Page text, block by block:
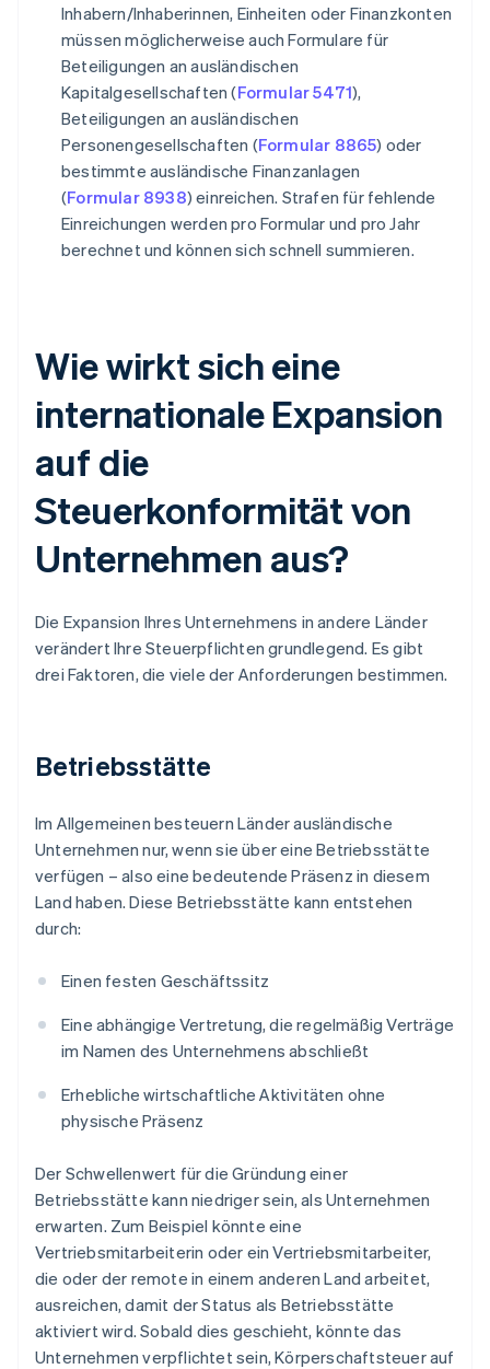
Inhabern/Inhaberinnen, Einheiten oder Finanzkonten
müssen möglicherweise auch Formulare für
Beteiligungen an ausländischen
Kapitalgesellschaften (Formular 5471),
Beteiligungen an ausländischen
Personengesellschaften (Formular 8865) oder
bestimmte ausländische Finanzanlagen
(Formular 8938) einreichen. Strafen für fehlende
Einreichungen werden pro Formular und pro Jahr
berechnet und können sich schnell summieren.
Wie wirkt sich eine
internationale Expansion
auf die
Steuerkonformität von
Unternehmen aus?
Die Expansion Ihres Unternehmens in andere Länder
verändert Ihre Steuerpflichten grundlegend. Es gibt
drei Faktoren, die viele der Anforderungen bestimmen.
Betriebsstätte
Im Allgemeinen besteuern Länder ausländische
Unternehmen nur, wenn sie über eine Betriebsstätte
verfügen – also eine bedeutende Präsenz in diesem
Land haben. Diese Betriebsstätte kann entstehen
durch:
Einen festen Geschäftssitz
Eine abhängige Vertretung, die regelmäßig Verträge
im Namen des Unternehmens abschließt
Erhebliche wirtschaftliche Aktivitäten ohne
physische Präsenz
Der Schwellenwert für die Gründung einer
Betriebsstätte kann niedriger sein, als Unternehmen
erwarten. Zum Beispiel könnte eine
Vertriebsmitarbeiterin oder ein Vertriebsmitarbeiter,
die oder der remote in einem anderen Land arbeitet,
ausreichen, damit der Status als Betriebsstätte
aktiviert wird. Sobald dies geschieht, könnte das
Unternehmen verpflichtet sein, Körperschaftsteuer auf